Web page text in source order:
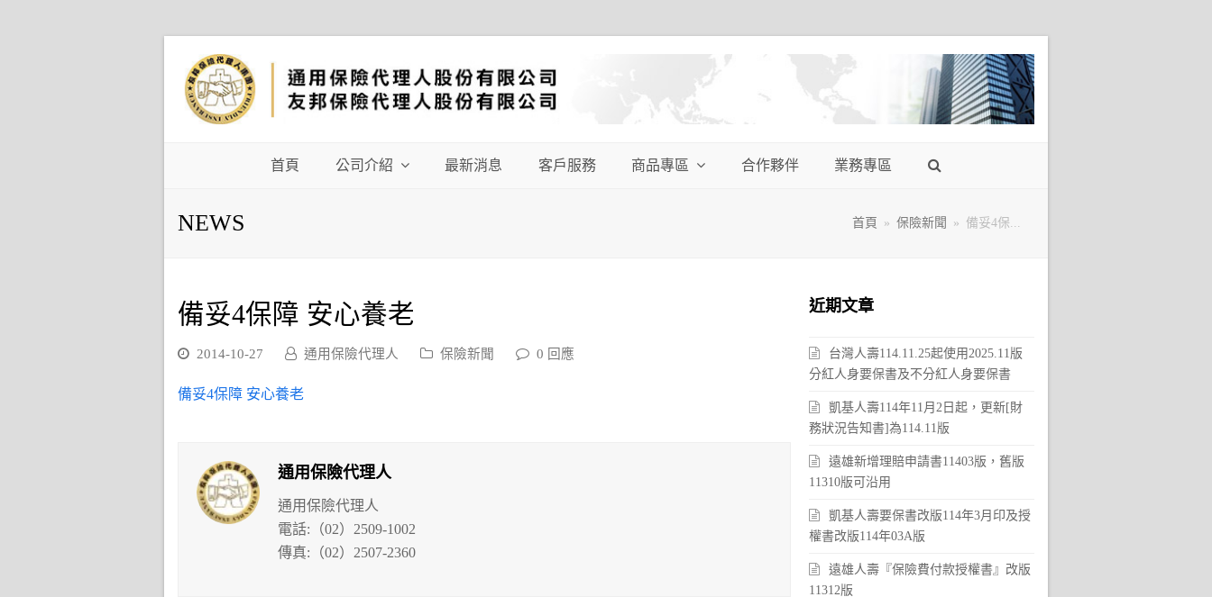
首頁 公司介紹 最新消息 客戶服務 商品專區 合作夥伴 業務專區
NEWS 首頁 » 保險新聞 » 備妥4保...
備妥4保障 安心養老
2014-10-27 通用保險代理人 保險新聞 0 回應
備妥4保障 安心養老
通用保險代理人
通用保險代理人
電話:（02）2509-1002
傳真:（02）2507-2360
近期文章
台灣人壽114.11.25起使用2025.11版
分紅人身要保書及不分紅人身要保書
凱基人壽114年11月2日起，更新[財
務狀況告知書]為114.11版
遠雄新增理賠申請書11403版，舊版
11310版可沿用
凱基人壽要保書改版114年3月印及授
權書改版114年03A版
遠雄人壽『保險費付款授權書』改版
11312版